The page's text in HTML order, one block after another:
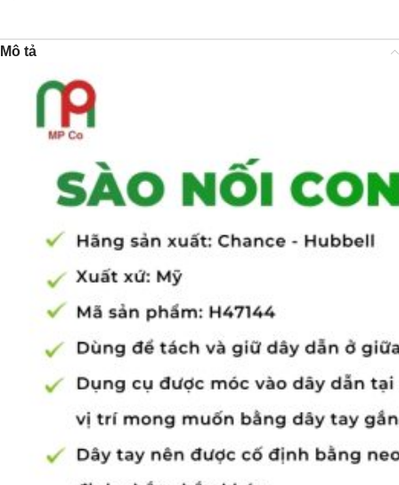
Mô tả